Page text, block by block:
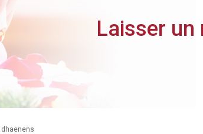
Laisser un